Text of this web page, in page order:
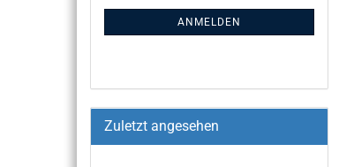
ANMELDEN
Zuletzt angesehen